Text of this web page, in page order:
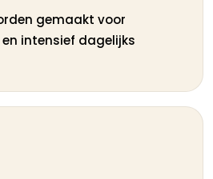
gemaakt voor
intensief dagelijks